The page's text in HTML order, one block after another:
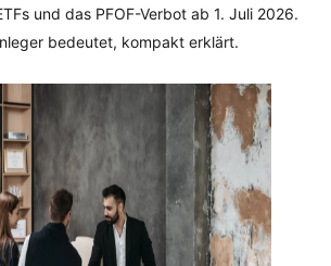
und das PFOF-Verbot ab 1. Juli 2026.
bedeutet, kompakt erklärt.